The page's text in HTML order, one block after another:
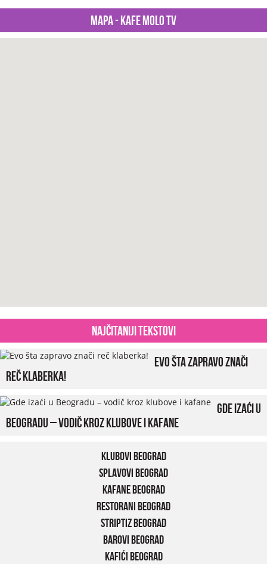
Mapa - Kafe Molo Tv
Najčitaniji tekstovi
Evo šta zapravo znači
reč klaberka!
Gde izaći u
Beogradu – vodič kroz klubove i kafane
Klubovi Beograd
Splavovi Beograd
Kafane Beograd
Restorani Beograd
Striptiz Beograd
Barovi Beograd
Kafići Beograd